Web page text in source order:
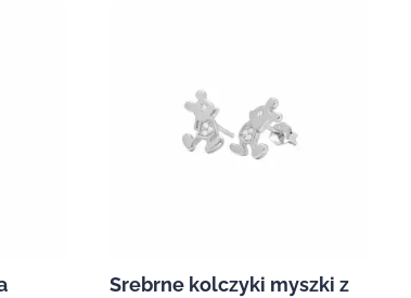
Srebrne kolczyki myszki z